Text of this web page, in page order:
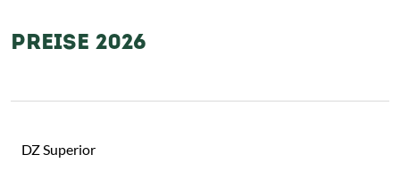
PREISE 2026
DZ Superior